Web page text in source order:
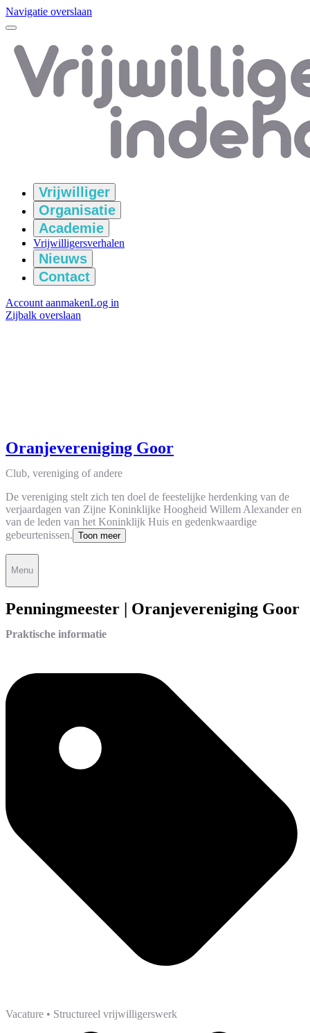
Navigatie overslaan
Vrijwilliger
Organisatie
Academie
Vrijwilligersverhalen
Nieuws
Contact
Account aanmakenLog in
Zijbalk overslaan
Oranjevereniging Goor
Club, vereniging of andere
De vereniging stelt zich ten doel de feestelijke herdenking van de
verjaardagen van Zijne Koninklijke Hoogheid Willem Alexander en
van de leden van het Koninklijk Huis en gedenkwaardige
gebeurtenissen. Toon meer
Menu
Penningmeester | Oranjevereniging Goor
Praktische informatie
Vacature • Structureel vrijwilligerswerk